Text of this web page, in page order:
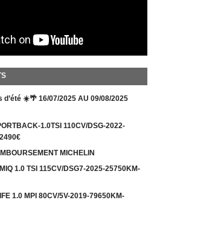
d’été ☀️🌴 16/07/2025 AU 09/08/2025
1.0TSI 110CV/DSG-2022-
MICHELIN
1.0 TSI 115CV/DSG7-2025-25750KM-
1.0 MPI 80CV/5V-2019-79650KM-